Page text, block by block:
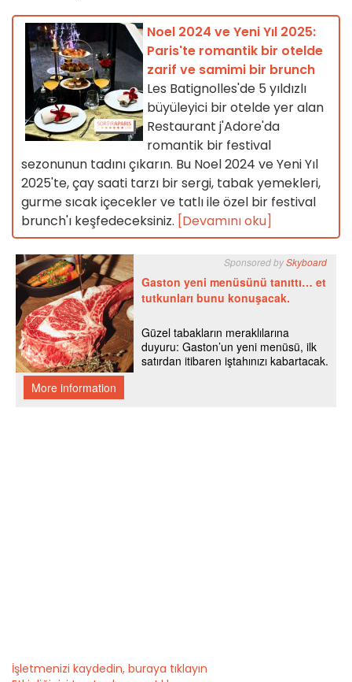
Noel 2024 ve Yeni Yıl 2025:
Paris'te romantik bir otelde
zarif ve samimi bir brunch
Les Batignolles'de 5 yıldızlı
büyüleyici bir otelde yer alan
Restaurant j'Adore'da
romantik bir festival
sezonunun tadını çıkarın. Bu Noel 2024 ve Yeni Yıl
2025'te, çay saati tarzı bir sergi, tabak yemekleri,
gurme sıcak içecekler ve tatlı ile özel bir festival
brunch'ı keşfedeceksiniz. [Devamını oku]
İşletmenizi kaydedin, buraya tıklayın